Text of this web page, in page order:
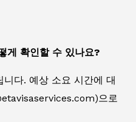
게 확인할 수 있나요?
다. 예상 소요 시간에 대
으로